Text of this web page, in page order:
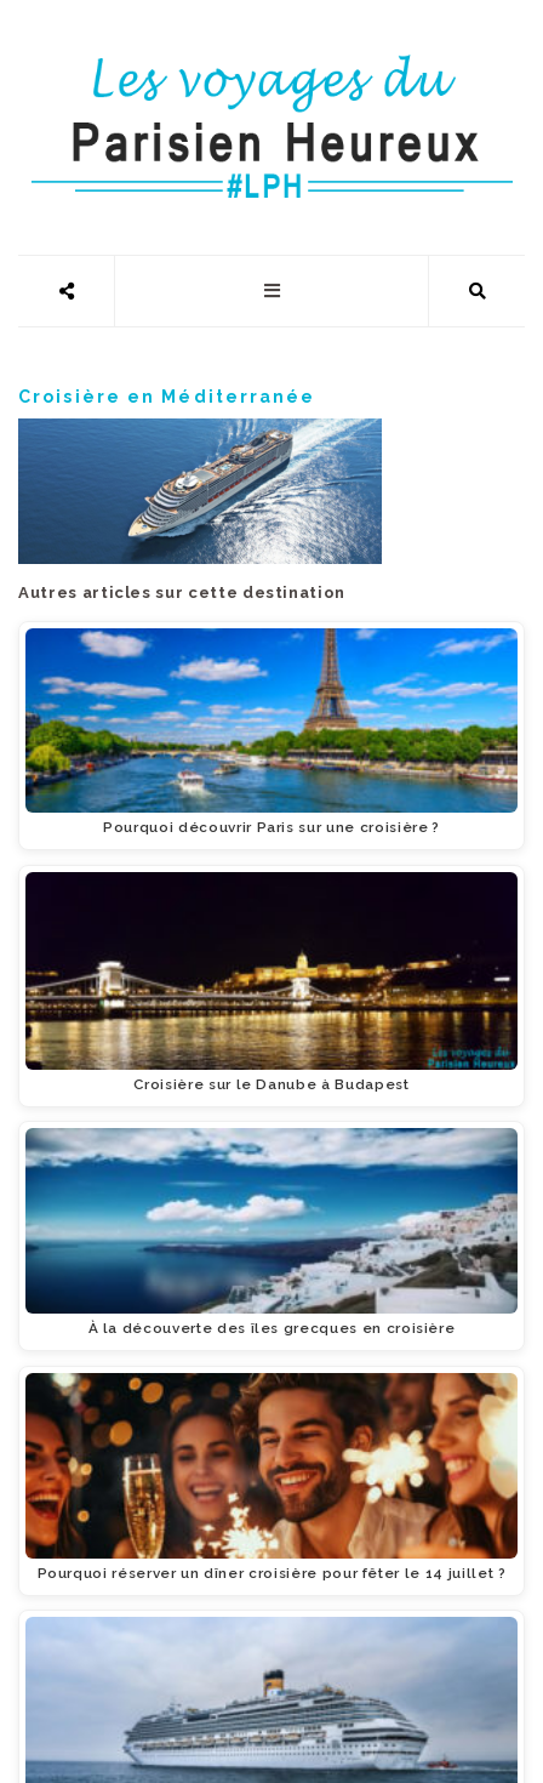
Croisière en Méditerranée
Autres articles sur cette destination
Pourquoi découvrir Paris sur une croisière ?
Croisière sur le Danube à Budapest
À la découverte des îles grecques en croisière
Pourquoi réserver un dîner croisière pour fêter le 14 juillet ?